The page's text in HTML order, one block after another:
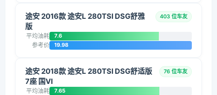
途安 2016款 途安L 280TSI DSG舒雅
版
403 位车友
平均油耗 7.6
参考价 19.98
途安 2018款 途安L 280TSI DSG舒适版
7座 国VI
76 位车友
平均油耗 7.65